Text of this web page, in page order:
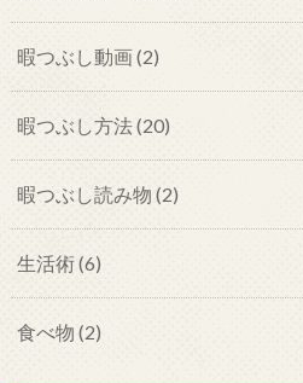
暇つぶし動画(2)
暇つぶし方法(20)
暇つぶし読み物 (2)
生活術(6)
食べ物 (2)